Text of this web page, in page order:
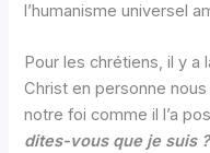
l’humanisme universel
Pour les chrétiens, il y a
Christ en personne
notre foi comme il l’a
dites-vous que je suis ?